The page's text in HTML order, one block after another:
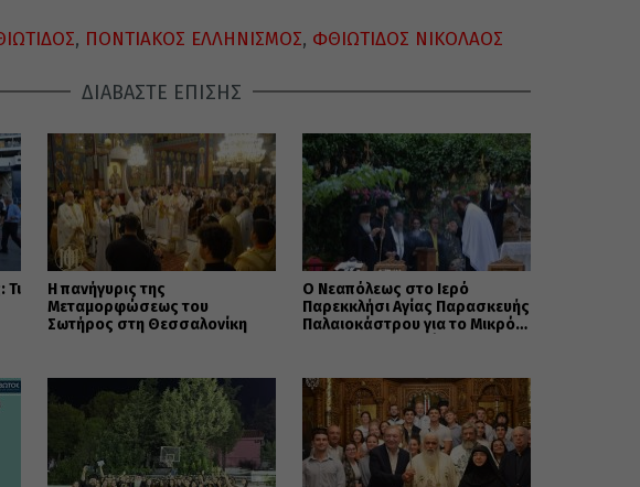
, ΠΟΝΤΙΑΚΟΣ ΕΛΛΗΝΙΣΜΟΣ, ΦΘΙΩΤΙΔΟΣ ΝΙΚΟΛΑΟΣ
ΔΙΑΒΑΣΤΕ ΕΠΙΣΗΣ
Τι
Η πανήγυρις της
Μεταμορφώσεως του
Σωτήρος στη Θεσσαλονίκη
Ο Νεαπόλεως στο Ιερό
Παρεκκλήσι Αγίας Παρασκευής
Παλαιοκάστρου για το Μικρό